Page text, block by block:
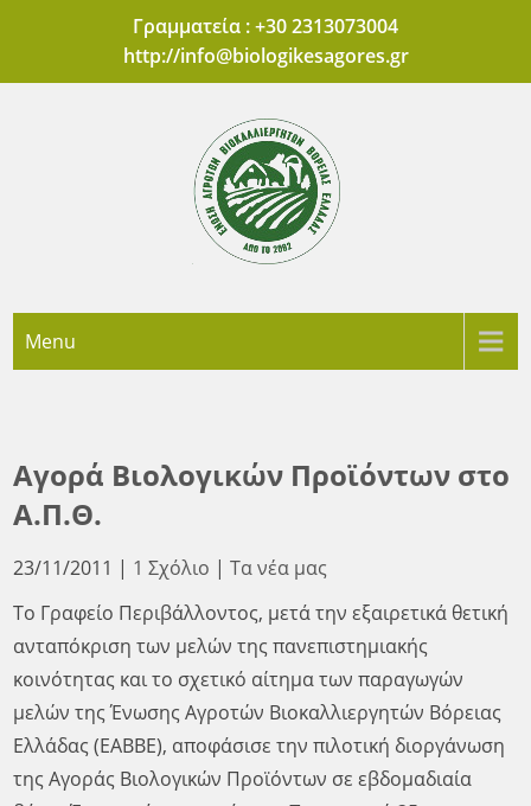
content
Γραμματεία : +30 2313073004
http://info@biologikesagores.gr
'Ενωση Αγροτών
Βιοκαλλιεργητών
Menu
Αγορά Βιολογικών Προϊόντων στο
Α.Π.Θ.
23/11/2011 | 1 Σχόλιο |Τα νέα μας
Το Γραφείο Περιβάλλοντος, μετά την εξαιρετικά θετική
ανταπόκριση των μελών της πανεπιστημιακής
κοινότητας και το σχετικό αίτημα των παραγωγών
μελών της Ένωσης Αγροτών Βιοκαλλιεργητών Βόρειας
Ελλάδας (ΕΑΒΒΕ), αποφάσισε την πιλοτική διοργάνωση
της Αγοράς Βιολογικών Προϊόντων σε εβδομαδιαία